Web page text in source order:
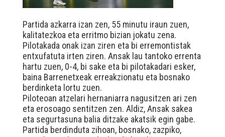
Partida azkarra izan zen, 55 minutu iraun zuen,
kalitatezkoa eta erritmo bizian jokatu zena.
Pilotakada onak izan ziren eta bi erremontistak
entxufatuta irten ziren. Ansak lau tantoko errenta
hartu zuen, 0-4, bi sake eta bi pilotakadari esker,
baina Barrenetxeak erreakzionatu eta bosnako
berdinketa lortu zuen.
Piloteoan atzelari hernaniarra nagusitzen ari zen
eta erosoago sentitzen zen. Aldiz, Ansak sakea
eta segurtasuna balia ditzake akatsik egin gabe.
Partida berdinduta zihoan, bosnako, zazpiko,